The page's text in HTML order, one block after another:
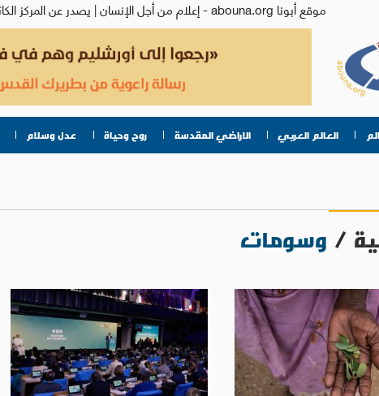
موقع أبونا abouna.org - إعلام من أجل الإنسان | يصدر عن المركز الكاثوليكي للدراسات والإعلام في الأردن - رئيس التحرير: الأب د.رفعت بدر
العالم العربي الاراضي المقدسة روح وحياة عدل وسلام
/ وسومات